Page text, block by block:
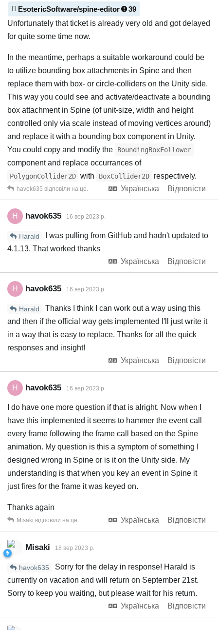
EsotericSoftware/spine-editor
39
Unfortunately that ticket is already very old and got delayed
for quite some time now.
In the meantime, perhaps a suitable workaround could be
to utilize bounding box attachments in Spine and then
replace them with box- or circle-colliders on the Unity side.
This way you could see and activate/deactivate a bounding
box attachment in Spine (of unit-size, width and height
controlled only via scale instead of moving vertices around)
and replace it with a bounding box component in Unity.
You could copy and modify the
BoundingBoxFollower
component and replace occurrances of
PolygonCollider2D with BoxCollider2D
respectively.
Українська
Відповісти
havok635 відповіли на це.
H havok635 16 вер 2023 р.
Harald
I was pulling from GitHub and hadn't updated to
4.1.13. That worked thanks
Українська
Відповісти
H havok635 16 вер 2023 р.
Harald
Thanks I think I can work out a way using this
and then if the official way gets implemented I'll just write it
in a way that is easy to replace. Thanks for all the quick
responses and insight!
Українська
Відповісти
H havok635 16 вер 2023 р.
I do have one more question if that is alright. Now when I
have this implemented it seems to hammer the event call
every frame following the frame call based on the Spine
animation. My question is this a symptom of something I
designed wrong in Spine or is it on the Unity side. My
understanding is that when you key an event in Spine it
just fires for the frame it was keyed on.
Thanks again
Українська
Відповісти
Misaki відповіли на це.
Misaki 18 вер 2023 р.
havok635
Sorry for the delay in response! Harald is
currently on vacation and will return on September 21st.
Sorry to keep you waiting, but please wait for his return.
Українська
Відповісти